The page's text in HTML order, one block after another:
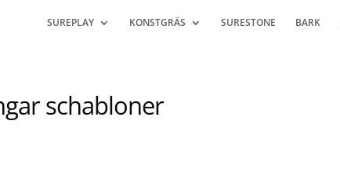
SUREPLAY KONSTGRÄS SURESTONE BARK
schabloner